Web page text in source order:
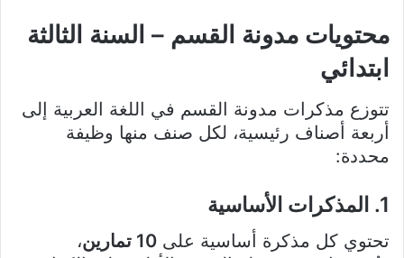
محتويات مدونة القسم – السنة الثالثة
ابتدائي
تتوزع مذكرات مدونة القسم في اللغة العربية إلى
أربعة أصناف رئيسية، لكل صنف منها وظيفة
محددة:
1. المذكرات الأساسية
تحتوي كل مذكرة أساسية على 10 تمارين
،